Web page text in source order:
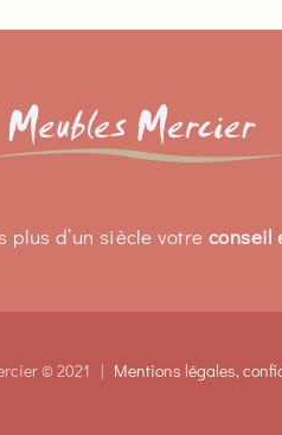
plus d’un siècle votreconseil
© 2021 | Mentions légales,